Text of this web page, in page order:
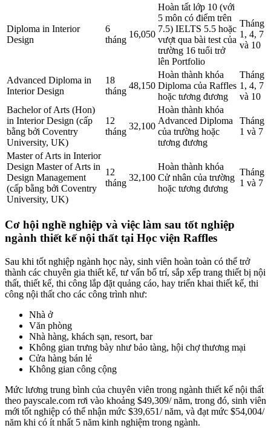
Diploma in Interior
Design
6
tháng
16,050
Hoàn tất lớp 10 (với
5 môn có điểm trên
7.5) IELTS 5.5 hoặc
vượt qua bài test của
trường 16 tuổi trở
lên Portfolio
Tháng
1, 4, 7
và 10
Advanced Diploma in
Interior Design
18
tháng
48,150
Hoàn thành khóa
Diploma của Raffles
hoặc tương đương
Tháng
1, 4, 7
và 10
Bachelor of Arts (Hon)
in Interior Design (cấp
bằng bởi Coventry
University, UK)
12
tháng
32,100
Hoàn thành khóa
Advanced Diploma
của trường hoặc
tương đương
Tháng
1 và 7
Master of Arts in Interior
Design Master of Arts in
Design Management
(cấp bằng bởi Coventry
University, UK)
12
tháng
32,100
Hoàn thành khóa
Cử nhân của trường
hoặc tương đương
Tháng
1 và 7
Cơ hội nghề nghiệp và việc làm sau tốt nghiệp
ngành thiết kế nội thất tại Học viện Raffles
Sau khi tốt nghiệp ngành học này, sinh viên hoàn toàn có thể trở
thành các chuyên gia thiết kế, tư vấn bố trí, sắp xếp trang thiết bị nội
thất, thiết kế, thi công lắp đặt quảng cáo, hay triển khai thiết kế, thi
công nội thất cho các công trình như:
Nhà ở
Văn phòng
Nhà hàng, khách sạn, resort, bar
Không gian trưng bày như bảo tàng, hội chợ thương mại
Cửa hàng bán lẻ
Không gian công cộng
Mức lương trung bình của chuyên viên trong ngành thiết kế nội thất
theo payscale.com rơi vào khoảng $49,309/ năm, trong đó, sinh viên
mới tốt nghiệp có thể nhận mức $39,651/ năm, và đạt mức $54,004/
năm khi có ít nhất 5 năm kinh nghiệm trong ngành.